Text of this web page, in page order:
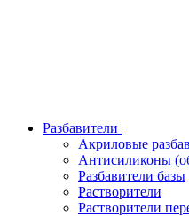
Разбавители
Акриловые
Антисиликоны
Разбавители базы
Растворители
Растворители